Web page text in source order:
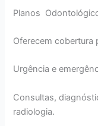
Planos
Oferecem cobertura
Urgência e
Consultas,
radiologia.